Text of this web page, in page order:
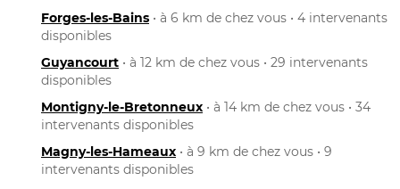
Forges-les-Bains • à 6 km de chez vous • 4 intervenants
disponibles
Guyancourt • à 12 km de chez vous • 29 intervenants
disponibles
Montigny-le-Bretonneux • à 14 km de chez vous • 34
intervenants disponibles
Magny-les-Hameaux • à 9 km de chez vous • 9
intervenants disponibles